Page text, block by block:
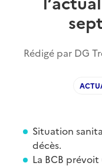
Rédigé par DG
Situation
décès.
La BCB